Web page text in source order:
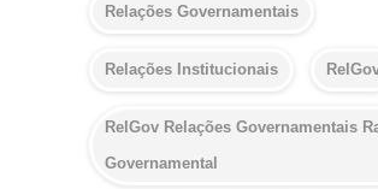
Relações Governamentais
Relações Institucionais
RelGov Relações Governamentais
Governamental